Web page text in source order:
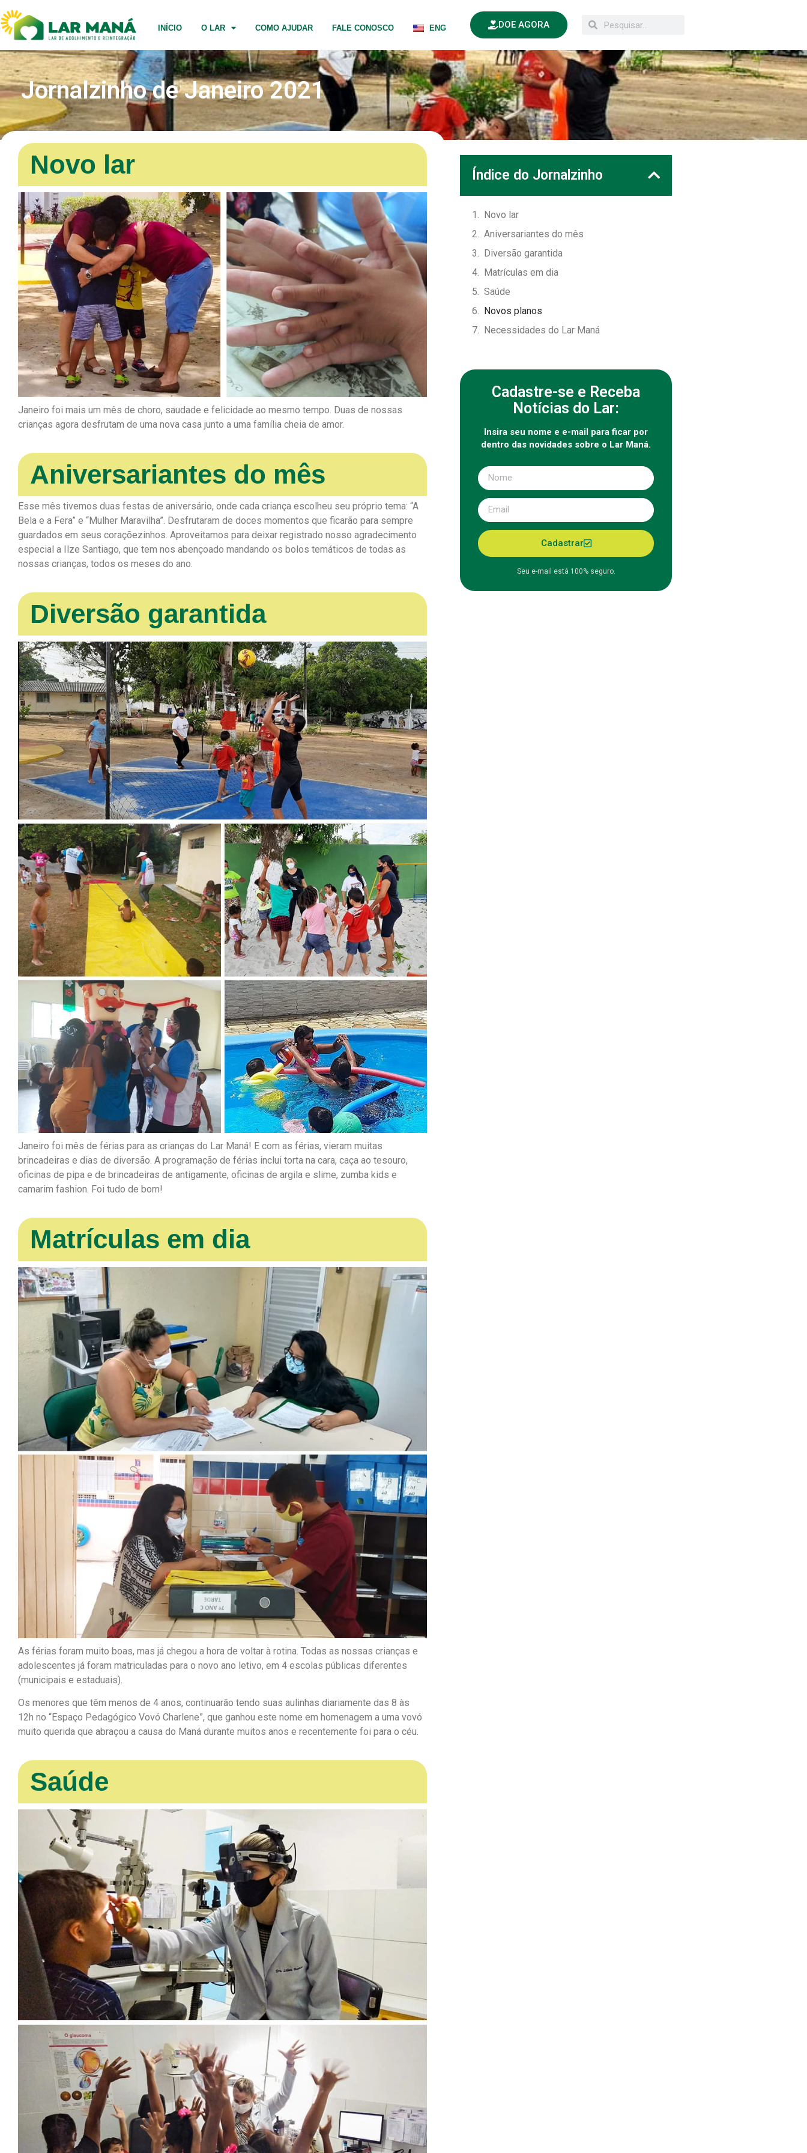
INÍCIO O LAR COMO AJUDAR FALE CONOSCO ENG DOE AGORA
Jornalzinho de Janeiro 2021
Novo lar
Janeiro foi mais um mês de choro, saudade e felicidade ao mesmo tempo. Duas de nossas
crianças agora desfrutam de uma nova casa junto a uma família cheia de amor.
Aniversariantes do mês
Esse mês tivemos duas festas de aniversário, onde cada criança escolheu seu próprio tema: “A
Bela e a Fera” e “Mulher Maravilha”. Desfrutaram de doces momentos que ficarão para sempre
guardados em seus coraçõezinhos. Aproveitamos para deixar registrado nosso agradecimento
especial a Ilze Santiago, que tem nos abençoado mandando os bolos temáticos de todas as
nossas crianças, todos os meses do ano.
Diversão garantida
Janeiro foi mês de férias para as crianças do Lar Maná! E com as férias, vieram muitas
brincadeiras e dias de diversão. A programação de férias inclui torta na cara, caça ao tesouro,
oficinas de pipa e de brincadeiras de antigamente, oficinas de argila e slime, zumba kids e
camarim fashion. Foi tudo de bom!
Matrículas em dia
As férias foram muito boas, mas já chegou a hora de voltar à rotina. Todas as nossas crianças e
adolescentes já foram matriculadas para o novo ano letivo, em 4 escolas públicas diferentes
(municipais e estaduais).
Os menores que têm menos de 4 anos, continuarão tendo suas aulinhas diariamente das 8 às
12h no “Espaço Pedagógico Vovó Charlene”, que ganhou este nome em homenagem a uma vovó
muito querida que abraçou a causa do Maná durante muitos anos e recentemente foi para o céu.
Saúde
Índice do Jornalzinho
Novo lar
Aniversariantes do mês
Diversão garantida
Matrículas em dia
Saúde
Novos planos
Necessidades do Lar Maná
Cadastre-se e Receba
Notícias do Lar:
Insira seu nome e e-mail para ficar por
dentro das novidades sobre o Lar Maná.
Cadastrar
Seu e-mail está 100% seguro.